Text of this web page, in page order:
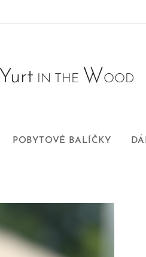
Yurt IN THE WOOD
POBYTOVÉ BALÍČKY